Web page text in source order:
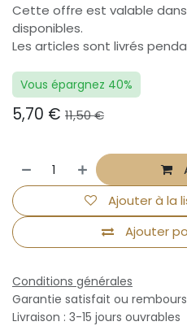
Cette offre est valable
disponibles.
Les articles sont livrés
Vous épargnez 40%
5,70 € 11,50€
Ajouter
Ajouter à la
Conditions générales
Garantie satisfait ou
Livraison : 3-15 jours ouvrables